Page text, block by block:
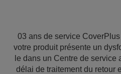
03 ans de service
votre produit présente un
le dans un Centre de service
délai de traitement du retour